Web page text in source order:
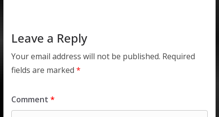
Leave a Reply
Your email address will not be published. Required
fields are marked *
Comment *